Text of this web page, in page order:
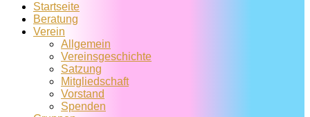
Startseite
Beratung
Verein
Allgemein
Vereins­geschichte
Satzung
Mitglied­schaft
Vorstand
Spenden